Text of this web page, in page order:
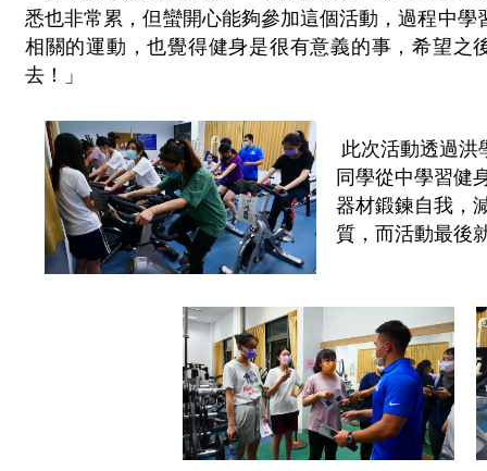
悉也非常累，但蠻開心能夠參加這個活動，過程中學
相關的運動，也覺得健身是很有意義的事，希望之
去！」
同學從中學習健
器材鍛鍊自我，
質，而活動最後